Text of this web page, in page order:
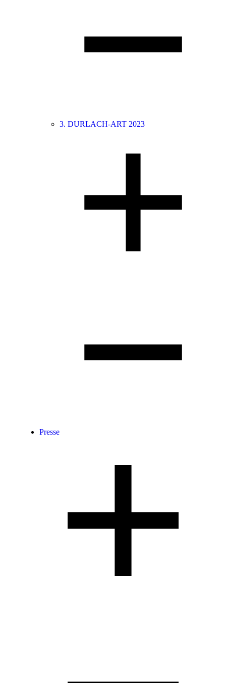
3. DURLACH-ART 2023
Presse